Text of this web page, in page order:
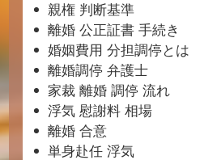
親権 判断基準
離婚 公正証書 手続き
婚姻費用 分担調停とは
離婚調停 弁護士
家裁 離婚 調停 流れ
浮気 慰謝料 相場
離婚 合意
単身赴任 浮気